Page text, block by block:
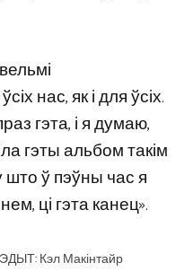
нас, як і для ўсіх.
гэта, і я думаю,
гэты альбом такім
ў пэўны час я
ці гэта канец».
Кэл Макінтайр